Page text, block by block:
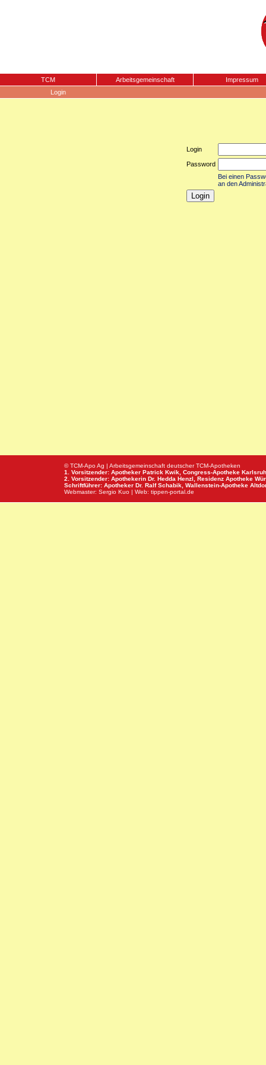
TCM Arbeitsgemeinschaft
Impressum
Login
Login
Password
Bei einen
an den
© TCM-Apo Ag | Arbeitsgemeinschaft deutscher TCM-Apotheken
1. Vorsitzender: Apotheker Patrick Kwik, Congress-Apotheke
2. Vorsitzender: Apothekerin Dr. Hedda Henzl, Residenz Apotheke
Schriftführer: Apotheker Dr. Ralf Schabik, Wallenstein-Apotheke
Webmaster: Sergio Kuo | Web: tippen-portal.de